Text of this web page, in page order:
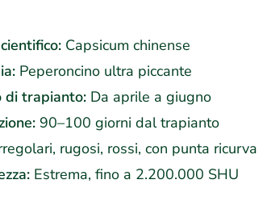
Capsicum chinense
Peperoncino ultra piccante
di trapianto: Da aprile a giugno
90–100 giorni dal trapianto
rugosi, rossi, con punta ricurva
Estrema, fino a 2.200.000 SHU